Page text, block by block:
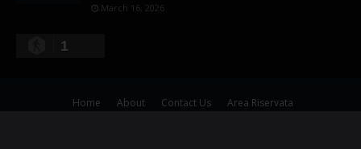
March 16, 2026
1
Home About Contact Us
Area Riservata